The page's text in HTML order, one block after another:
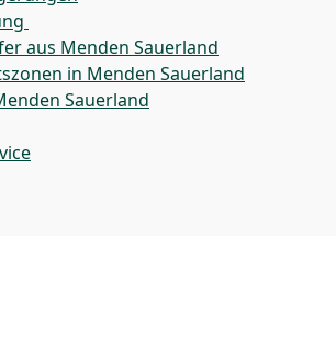
aus Menden Sauerland
in Menden Sauerland
Sauerland